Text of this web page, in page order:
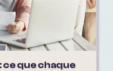
ce que chaque